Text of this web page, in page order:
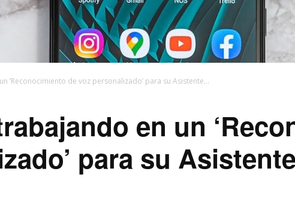
‘Reconocimiento de voz personalizado’ para su Asistente...
en un
para su